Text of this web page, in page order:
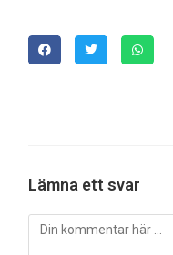
Lämna ett svar